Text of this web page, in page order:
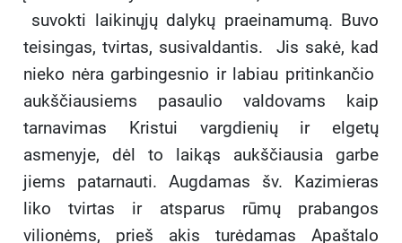
suvokti laikinųjų dalykų praeinamumą. Buvo
teisingas, tvirtas, susivaldantis. Jis sakė, kad
nieko nėra garbingesnio ir labiau pritinkančio
aukščiausiems pasaulio valdovams kaip
tarnavimas Kristui vargdienių ir elgetų
asmenyje, dėl to laikąs aukščiausia garbe
jiems patarnauti. Augdamas šv. Kazimieras
liko tvirtas ir atsparus rūmų prabangos
vilionėms, prieš akis turėdamas Apaštalo